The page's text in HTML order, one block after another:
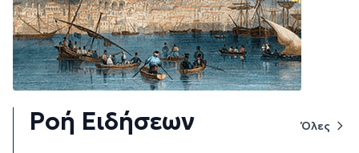
Ροή Ειδήσεων Όλες